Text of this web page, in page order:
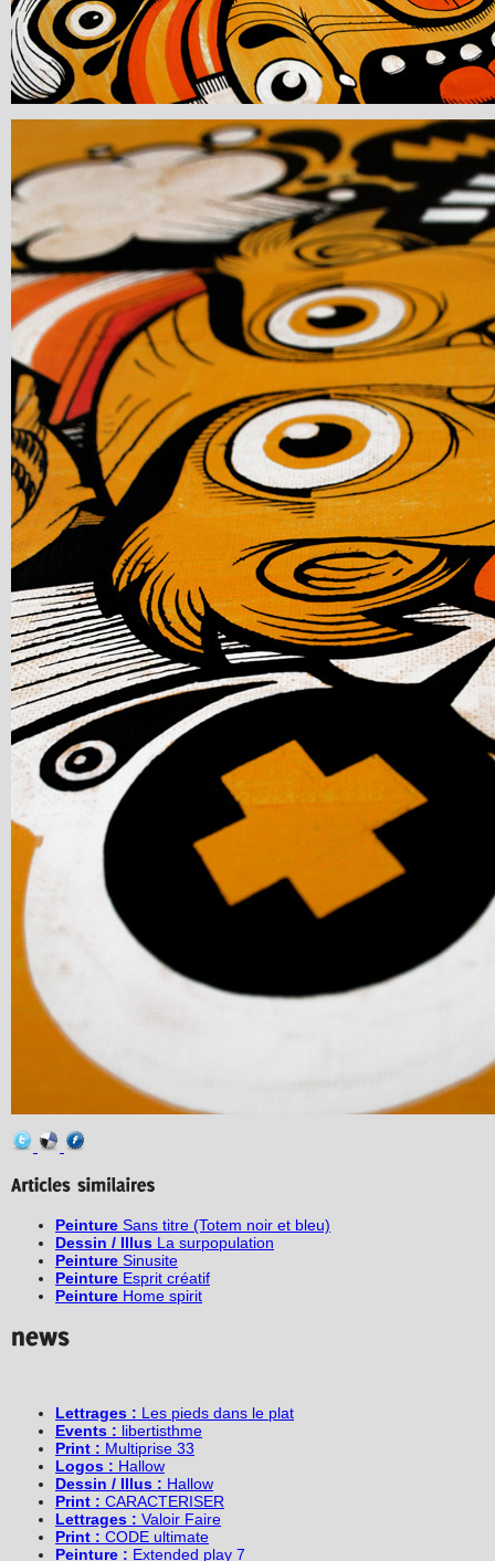
Peinture Sans titre (Totem noir et bleu)
Dessin / Illus La surpopulation
Peinture Sinusite
Peinture Esprit créatif
Peinture Home spirit
Lettrages : Les pieds dans le plat
Events : libertisthme
Print : Multiprise 33
Logos : Hallow
Dessin / Illus : Hallow
Print : CARACTERISER
Lettrages : Valoir Faire
Print : CODE ultimate
Peinture : Extended play 7